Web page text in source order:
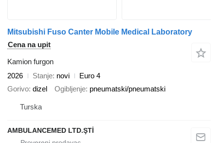
Mitsubishi Fuso Canter Mobile Medical Laboratory
Cena na upit
Kamion furgon
2026
Stanje novi
Euro 4
Gorivo dizel Ogibljenje pneumatski/pneumatski
Turska
AMBULANCEMED LTD.ŞTİ